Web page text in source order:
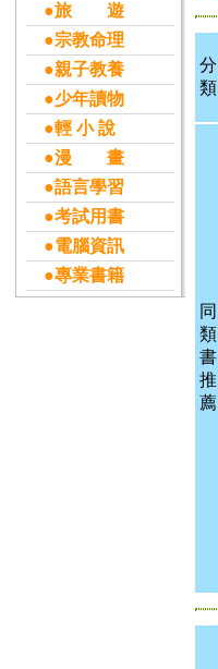
●旅 遊
●宗教命理
●親子教養
●少年讀物
●輕 小 說
●漫 畫
●語言學習
●考試用書
●電腦資訊
●專業書籍
分
類
同
類
書
推
薦